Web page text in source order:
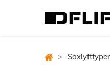
> Saxlyfttyper